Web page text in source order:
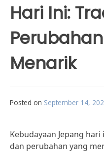
Hari Ini:
Menarik
Posted on September 14,
Kebudayaan Jepang
dan perubahan yang